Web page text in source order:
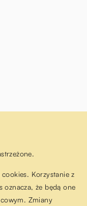
Korzystanie z
oznacza, że będą one
Zmiany